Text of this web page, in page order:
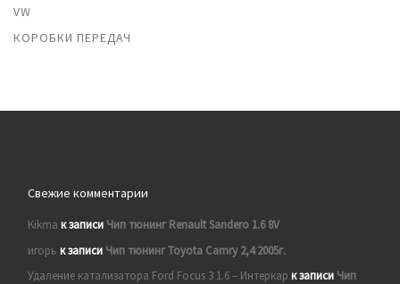
VW
КОРОБКИ ПЕРЕДАЧ
Свежие комментарии
Kikma к записи Чип тюнинг Renault Sandero 1.6 8V
игорь к записи Чип тюнинг Toyota Camry 2,4 2005г.
Удаление катализатора Ford Focus 3 1.6 – Интеркар к записи Чип